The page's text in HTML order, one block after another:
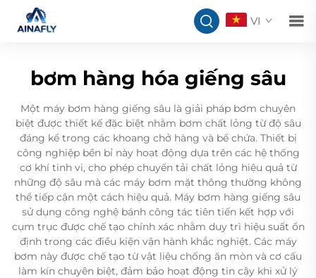
VI
bơm hàng hóa giếng sâu
Một máy bơm hàng giếng sâu là giải pháp bơm chuyên
biệt được thiết kế đặc biệt nhằm bơm chất lỏng từ độ sâu
đáng kể trong các khoang chở hàng và bể chứa. Thiết bị
công nghiệp bền bỉ này hoạt động dựa trên các hệ thống
cơ khí tinh vi, cho phép chuyển tải chất lỏng hiệu quả từ
những độ sâu mà các máy bơm mặt thông thường không
thể tiếp cận một cách hiệu quả. Máy bơm hàng giếng sâu
sử dụng công nghệ bánh công tác tiên tiến kết hợp với
cụm trục được chế tạo chính xác nhằm duy trì hiệu suất ổn
định trong các điều kiện vận hành khắc nghiệt. Các máy
bơm này được chế tạo từ vật liệu chống ăn mòn và cơ cấu
làm kín chuyên biệt, đảm bảo hoạt động tin cậy khi xử lý